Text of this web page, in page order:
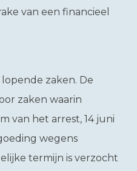
van een financieel
zaken. De
zaken waarin
van het arrest, 14 juni
wegens
termijn is verzocht